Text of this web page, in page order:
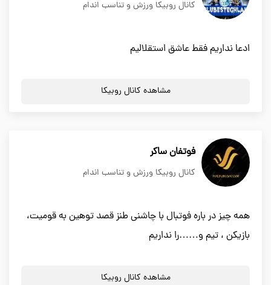
کانال روبیکا ورزش و تناسب اندام
ادعا نداریم فقط عاشق استقلالیم
مشاهده کانال روبیکا
فوتفان ساکر
کانال روبیکا ورزش و تناسب اندام
همه چیز در باره فوتبال با چاشنی طنز قصد توهین به قومیت،
بازیکن ، تیم و……را نداریم
مشاهده کانال روبیکا